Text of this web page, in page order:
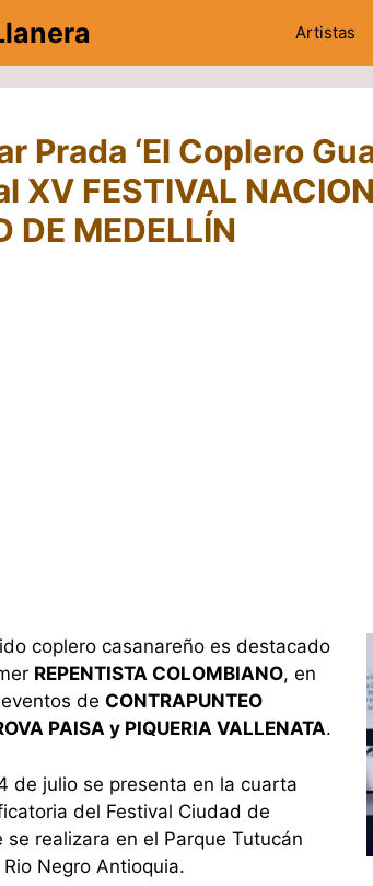
Artistas
Prada ‘El Coplero
XV FESTIVAL
DE MEDELLÍN
coplero casanareño es destacado
REPENTISTA COLOMBIANO, en
de CONTRAPUNTEO
PAISA y PIQUERIA VALLENATA.
de julio se presenta en la cuarta
del Festival Ciudad de
se realizara en el Parque Tutucán
Negro Antioquia.